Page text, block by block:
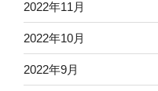
2022年11月
2022年10月
2022年9月